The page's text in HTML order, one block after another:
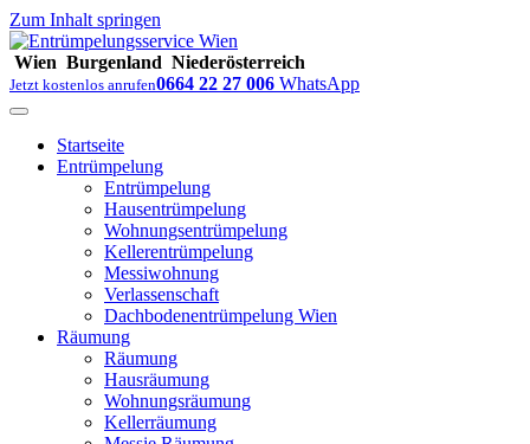
Zum Inhalt springen
Wien Burgenland Niederösterreich
Jetzt kostenlos anrufen0664 22 27 006 WhatsApp
Startseite
Entrümpelung
Entrümpelung
Hausentrümpelung
Wohnungsentrümpelung
Kellerentrümpelung
Messiwohnung
Verlassenschaft
Dachbodenentrümpelung Wien
Räumung
Räumung
Hausräumung
Wohnungsräumung
Kellerräumung